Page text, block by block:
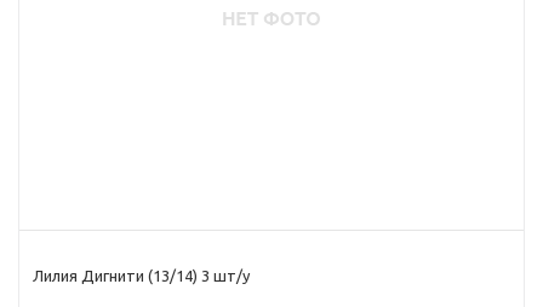
Лилия Дигнити (13/14) 3 шт/у